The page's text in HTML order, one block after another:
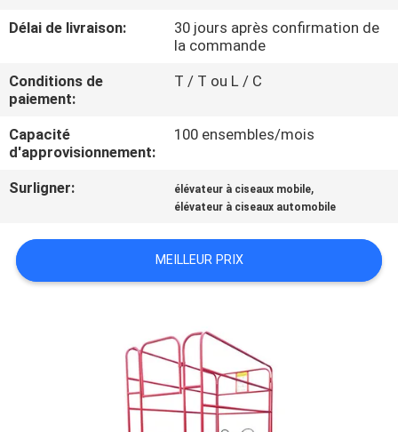
CONTRÔLE
LA
QUALITÉ
NOUS
CONTACTER
NOUVELLES
Délai de livraison:
30 jours après confirmation de
la commande
Conditions de
paiement:
T / T ou L / C
Capacité
d'approvisionnement:
100 ensembles/mois
Surligner: élévateur à ciseaux mobile,
élévateur à ciseaux automobile
MEILLEUR PRIX